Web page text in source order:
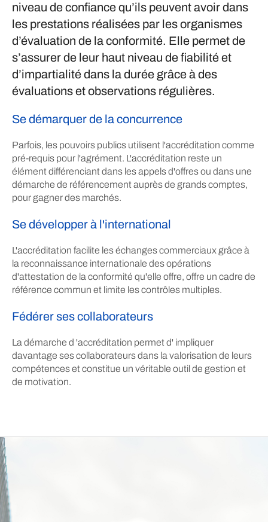
niveau de confiance qu’ils peuvent avoir dans
les prestations réalisées par les organismes
d’évaluation de la conformité. Elle permet de
s’assurer de leur haut niveau de fiabilité et
d’impartialité dans la durée grâce à des
évaluations et observations régulières.
Se démarquer de la concurrence
Parfois, les pouvoirs publics utilisent l'accréditation comme
pré-requis pour l'agrément. L'accréditation reste un
élément différenciant dans les appels d'offres ou dans une
démarche de référencement auprès de grands comptes,
pour gagner des marchés.
Se développer à l'international
L'accréditation facilite les échanges commerciaux grâce à
la reconnaissance internationale des opérations
d'attestation de la conformité qu'elle offre, offre un cadre de
référence commun et limite les contrôles multiples.
Fédérer ses collaborateurs
La démarche d 'accréditation permet d' impliquer
davantage ses collaborateurs dans la valorisation de leurs
compétences et constitue un véritable outil de gestion et
de motivation.